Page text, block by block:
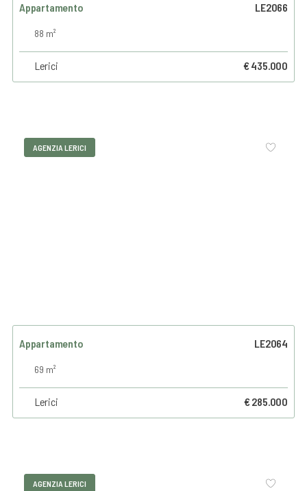
Appartamento LE2066
88 m²
Lerici € 435.000
AGENZIA LERICI
Appartamento LE2064
69 m²
Lerici € 285.000
AGENZIA LERICI